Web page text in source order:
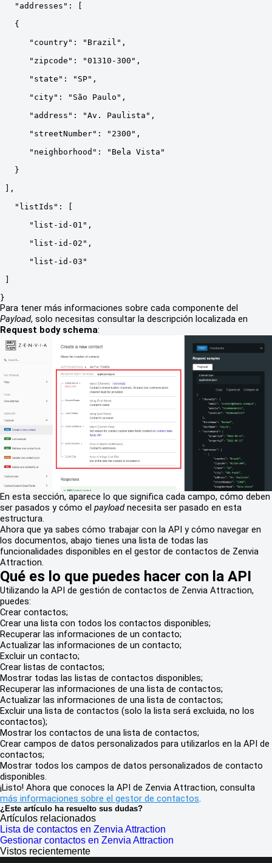
   "addresses": [
   {
      "country": "Brazil",
      "zipcode": "01310-300",
      "state": "SP",
      "city": "São Paulo",
      "address": "Av. Paulista",
      "streetNumber": "2300",
      "neighborhood": "Bela Vista"
   }
],
   "listIds": [
      "list-id-01",
      "list-id-02",
      "list-id-03"
}
Para tener más informaciones sobre cada componente del
Payload, solo necesitas consultar la descripción localizada en
Request body schema:
En esta sección, aparece lo que significa cada campo, cómo deben
ser pasados y cómo el payload necesita ser pasado en esta
estructura.
Ahora que ya sabes cómo trabajar con la API y cómo navegar en
los documentos, abajo tienes una lista de todas las
funcionalidades disponibles en el gestor de contactos de Zenvia
Attraction.
Qué es lo que puedes hacer con la API
Utilizando la API de gestión de contactos de Zenvia Attraction,
puedes:
Crear contactos;
Crear una lista con todos los contactos disponibles;
Recuperar las informaciones de un contacto;
Actualizar las informaciones de un contacto;
Excluir un contacto;
Crear listas de contactos;
Mostrar todas las listas de contactos disponibles;
Recuperar las informaciones de una lista de contactos;
Actualizar las informaciones de una lista de contactos;
Excluir una lista de contactos (solo la lista será excluida, no los
contactos);
Mostrar los contactos de una lista de contactos;
Crear campos de datos personalizados para utilizarlos en la API de
contactos;
Mostrar todos los campos de datos personalizados de contacto
disponibles.
¡Listo! Ahora que conoces la API de Zenvia Attraction, consulta
más informaciones sobre el gestor de contactos.
¿Este artículo ha resuelto sus dudas?
Artículos relacionados
Lista de contactos en Zenvia Attraction
Gestionar contactos en Zenvia Attraction
Vistos recientemente